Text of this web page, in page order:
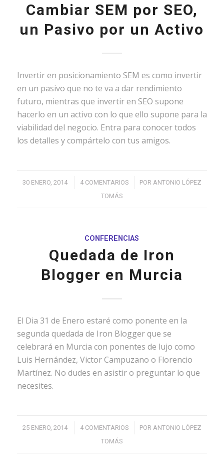
Cambiar SEM por SEO,
un Pasivo por un Activo
Invertir en posicionamiento SEM es como invertir
en un pasivo que no te va a dar rendimiento
futuro, mientras que invertir en SEO supone
hacerlo en un activo con lo que ello supone para la
viabilidad del negocio. Entra para conocer todos
los detalles y compártelo con tus amigos.
30 ENERO, 2014
/ 4 COMENTARIOS
/ POR ANTONIO LÓPEZ
TOMÁS
CONFERENCIAS
Quedada de Iron
Blogger en Murcia
El Dia 31 de Enero estaré como ponente en la
segunda quedada de Iron Blogger que se
celebrará en Murcia con ponentes de lujo como
Luis Hernández, Victor Campuzano o Florencio
Martínez. No dudes en asistir o preguntar lo que
necesites.
25 ENERO, 2014
/ 4 COMENTARIOS
/ POR ANTONIO LÓPEZ
TOMÁS